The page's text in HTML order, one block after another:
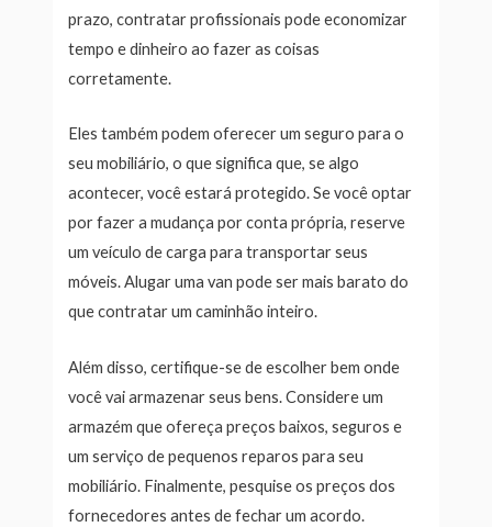
prazo, contratar profissionais pode economizar
tempo e dinheiro ao fazer as coisas
corretamente.
Eles também podem oferecer um seguro para o
seu mobiliário, o que significa que, se algo
acontecer, você estará protegido. Se você optar
por fazer a mudança por conta própria, reserve
um veículo de carga para transportar seus
móveis. Alugar uma van pode ser mais barato do
que contratar um caminhão inteiro.
Além disso, certifique-se de escolher bem onde
você vai armazenar seus bens. Considere um
armazém que ofereça preços baixos, seguros e
um serviço de pequenos reparos para seu
mobiliário. Finalmente, pesquise os preços dos
fornecedores antes de fechar um acordo.